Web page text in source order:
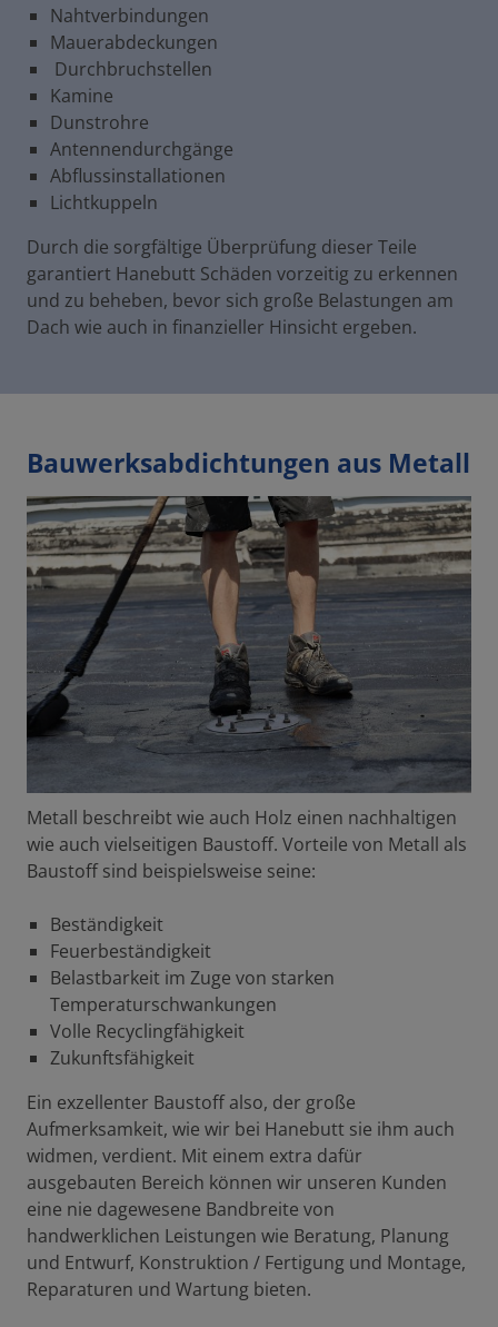
Nahtverbindungen
Mauerabdeckungen
Durchbruchstellen
Kamine
Dunstrohre
Antennendurchgänge
Abflussinstallationen
Lichtkuppeln
Durch die sorgfältige Überprüfung dieser Teile
garantiert Hanebutt Schäden vorzeitig zu erkennen
und zu beheben, bevor sich große Belastungen am
Dach wie auch in finanzieller Hinsicht ergeben.
Bauwerksabdichtungen aus Metall
Metall beschreibt wie auch Holz einen nachhaltigen
wie auch vielseitigen Baustoff. Vorteile von Metall als
Baustoff sind beispielsweise seine:
Beständigkeit
Feuerbeständigkeit
Belastbarkeit im Zuge von starken
Temperaturschwankungen
Volle Recyclingfähigkeit
Zukunftsfähigkeit
Ein exzellenter Baustoff also, der große
Aufmerksamkeit, wie wir bei Hanebutt sie ihm auch
widmen, verdient. Mit einem extra dafür
ausgebauten Bereich können wir unseren Kunden
eine nie dagewesene Bandbreite von
handwerklichen Leistungen wie Beratung, Planung
und Entwurf, Konstruktion / Fertigung und Montage,
Reparaturen und Wartung bieten.